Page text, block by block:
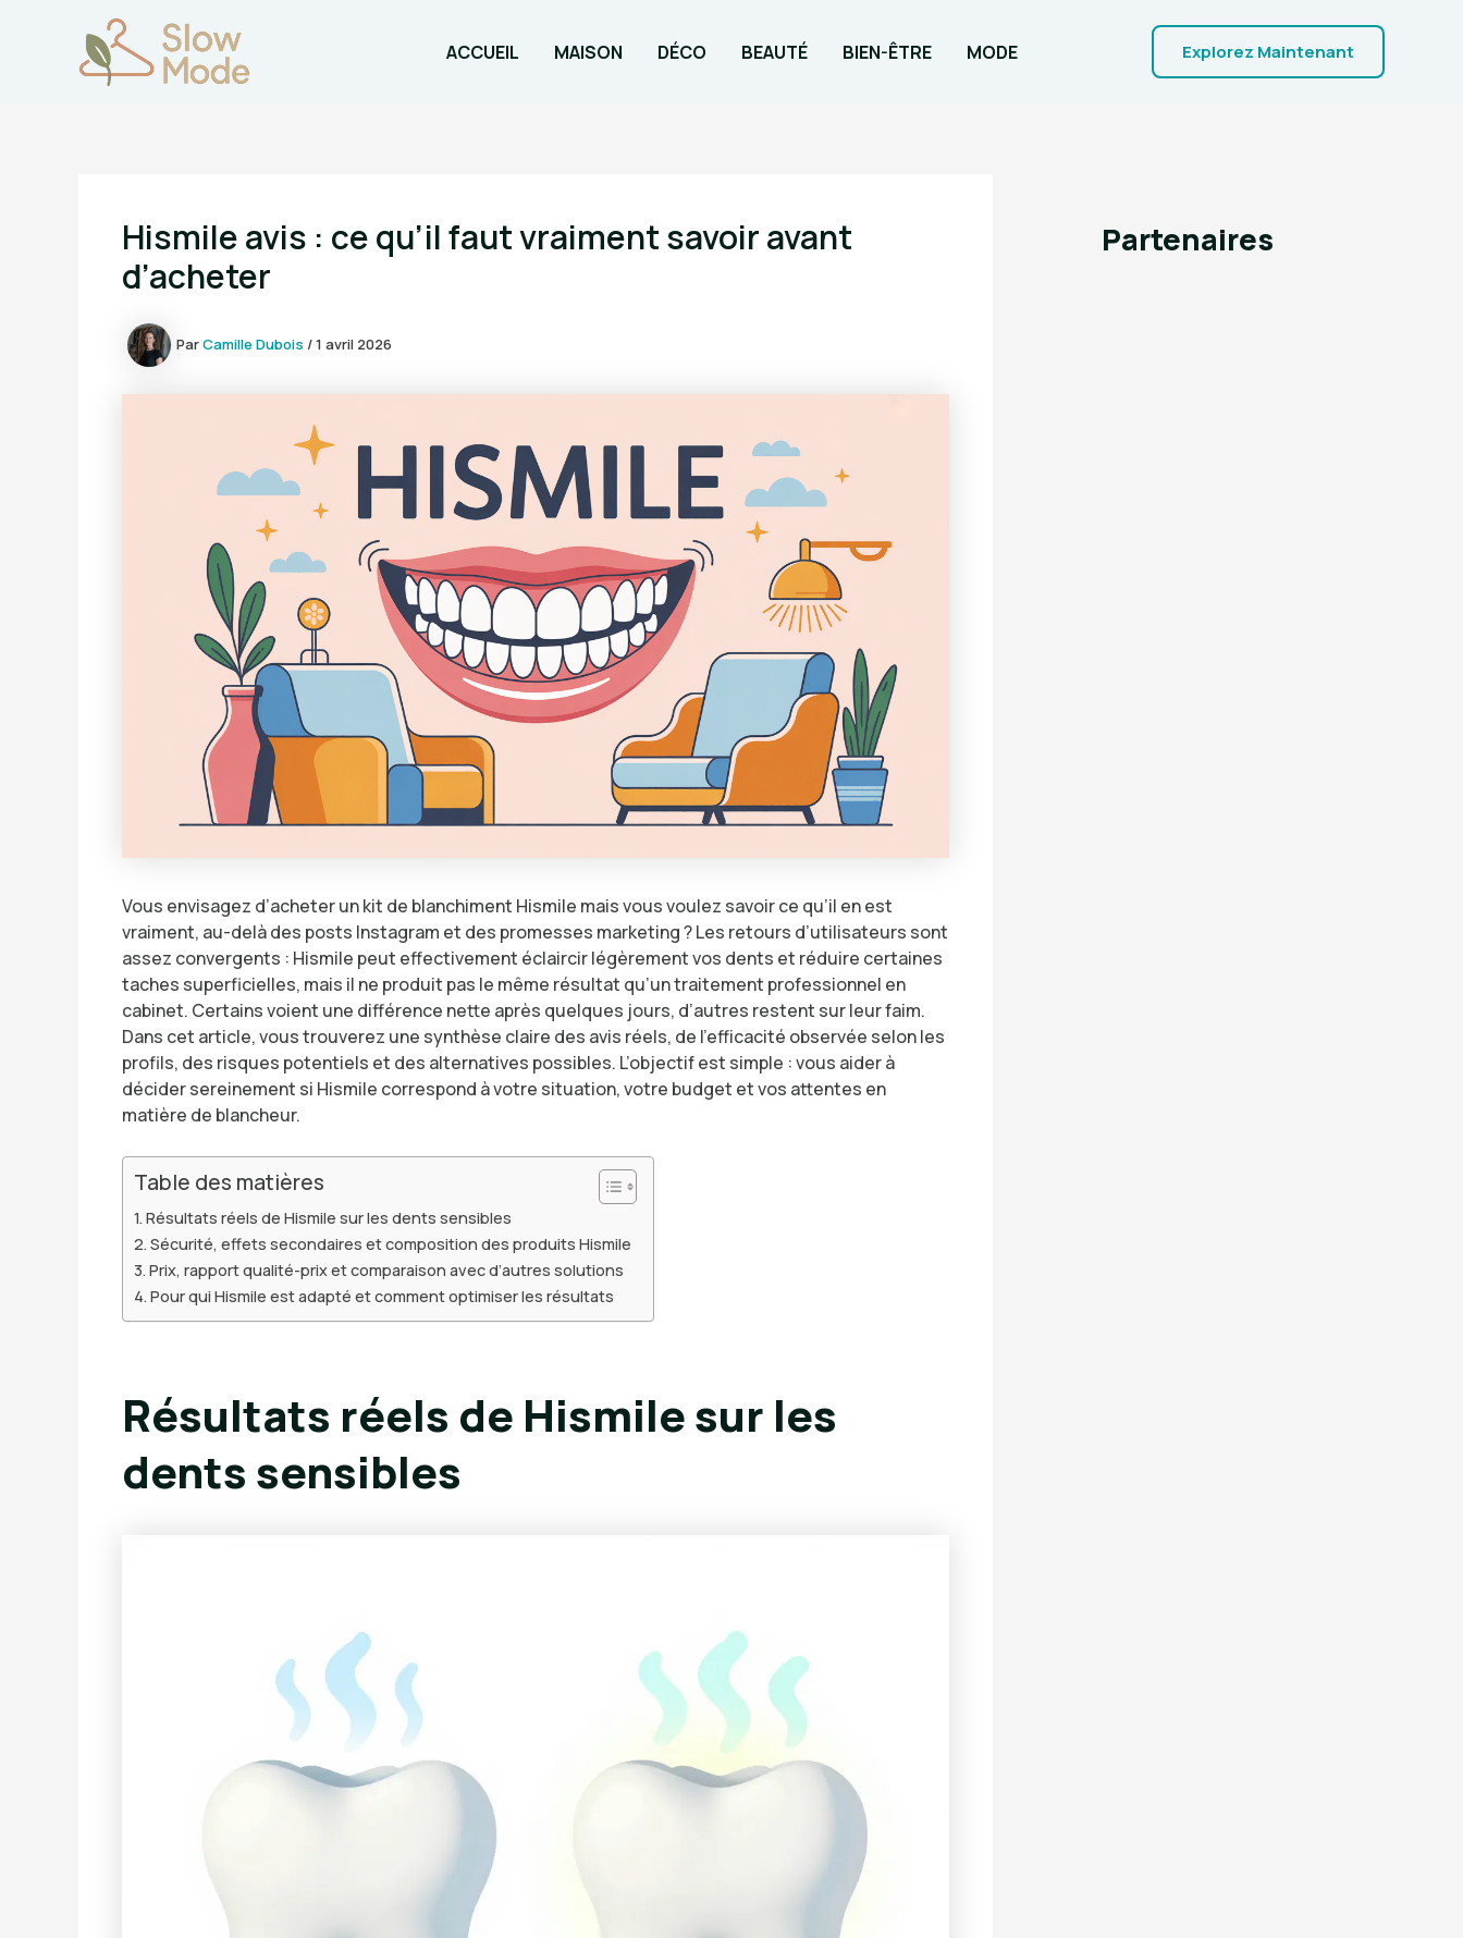
ACCUEIL MAISON DÉCO BEAUTÉ BIEN-ÊTRE MODE Explorez Maintenant
Hismile avis : ce qu’il faut vraiment savoir avant
d’acheter
ParCamille Dubois /1 avril 2026
Vous envisagez d’acheter un kit de blanchiment Hismile mais vous voulez savoir ce qu’il en est
vraiment, au-delà des posts Instagram et des promesses marketing ? Les retours d’utilisateurs sont
assez convergents : Hismile peut effectivement éclaircir légèrement vos dents et réduire certaines
taches superficielles, mais il ne produit pas le même résultat qu’un traitement professionnel en
cabinet. Certains voient une différence nette après quelques jours, d’autres restent sur leur faim.
Dans cet article, vous trouverez une synthèse claire des avis réels, de l’efficacité observée selon les
profils, des risques potentiels et des alternatives possibles. L’objectif est simple : vous aider à
décider sereinement si Hismile correspond à votre situation, votre budget et vos attentes en
matière de blancheur.
Table des matières
Résultats réels de Hismile sur les dents sensibles
Sécurité, effets secondaires et composition des produits Hismile
Prix, rapport qualité-prix et comparaison avec d’autres solutions
Pour qui Hismile est adapté et comment optimiser les résultats
Résultats réels de Hismile sur les
dents sensibles
Partenaires